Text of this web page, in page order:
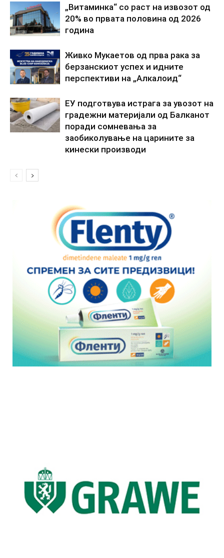
„Витаминка“ со раст на извозот од
20% во првата половина од 2026
година
Живко Мукаетов од прва рака за
берзанскиот успех и идните
перспективи на „Алкалоид“
ЕУ подготвува истрага за увозот на
градежни материјали од Балканот
поради сомневања за
заобиколување на царините за
кинески производи